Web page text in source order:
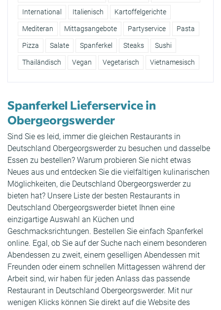
International Italienisch Kartoffelgerichte
Mediteran Mittagsangebote Partyservice Pasta
Pizza Salate Spanferkel Steaks Sushi
Thailändisch Vegan Vegetarisch Vietnamesisch
Spanferkel Lieferservice in
Obergeorgswerder
Sind Sie es leid, immer die gleichen Restaurants in
Deutschland Obergeorgswerder zu besuchen und dasselbe
Essen zu bestellen? Warum probieren Sie nicht etwas
Neues aus und entdecken Sie die vielfältigen kulinarischen
Möglichkeiten, die Deutschland Obergeorgswerder zu
bieten hat? Unsere Liste der besten Restaurants in
Deutschland Obergeorgswerder bietet Ihnen eine
einzigartige Auswahl an Küchen und
Geschmacksrichtungen. Bestellen Sie einfach Spanferkel
online. Egal, ob Sie auf der Suche nach einem besonderen
Abendessen zu zweit, einem geselligen Abendessen mit
Freunden oder einem schnellen Mittagessen während der
Arbeit sind, wir haben für jeden Anlass das passende
Restaurant in Deutschland Obergeorgswerder. Mit nur
wenigen Klicks können Sie direkt auf die Website des